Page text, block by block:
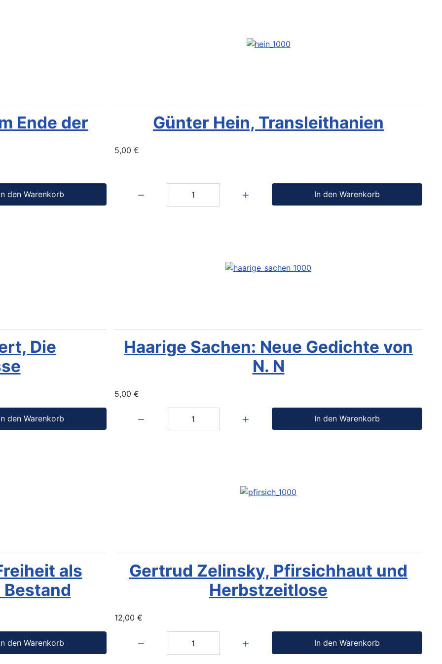
Ende der
den Warenkorb
Günter Hein, Transleithanien
5,00 €
In den Warenkorb
Die
den Warenkorb
Haarige Sachen: Neue Gedichte von
N. N
5,00 €
In den Warenkorb
als
den Warenkorb
Gertrud Zelinsky, Pfirsichhaut und
Herbstzeitlose
12,00 €
In den Warenkorb